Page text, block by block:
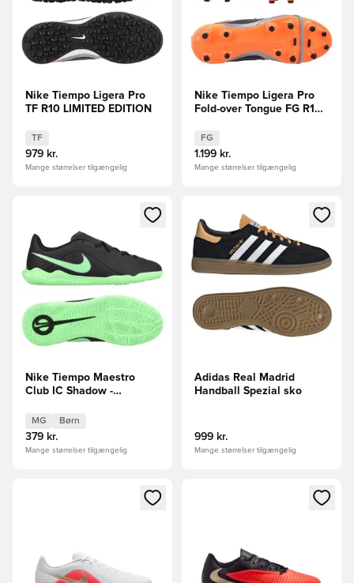
Nike Tiempo Ligera Pro
TF R10 LIMITED EDITION
TF
979 kr.
Mange størrelser tilgængelig
Nike Tiempo Ligera Pro
Fold-over Tongue FG R10
FG
1.199 kr.
Mange størrelser tilgængelig
Åbner en Modal til at logge ind eller tilmelde dig som
Nike Tiempo Maestro
Club IC Shadow -
MG Børn
379 kr.
Mange størrelser tilgængelig
Åbner en Modal til at logge
Adidas Real Madrid
Handball Spezial sko
999 kr.
Mange størrelser tilgængelig
Åbner en Modal til at logge ind eller tilmelde dig som
Åbner en Modal til at logge